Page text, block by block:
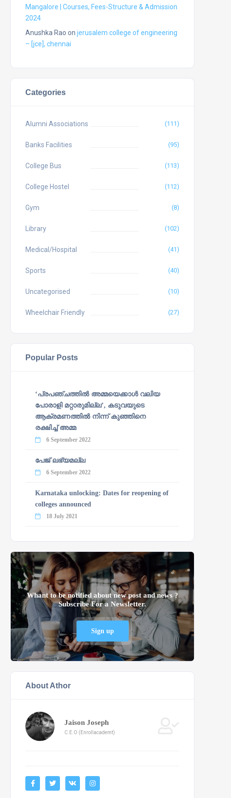
Mangalore | Courses, Fees-Structure & Admission
2024
Anushka Rao on jerusalem college of engineering
– [jce], chennai
Categories
Alumni Associations (111)
Banks Facilities (95)
College Bus (113)
College Hostel (112)
Gym (8)
Library (102)
Medical/Hospital (41)
Sports (40)
Uncategorised (10)
Wheelchair Friendly (27)
Popular Posts
‘പ്രപഞ്ചത്തില്‍ അമ്മയെക്കാള്‍ വലിയ
പോരാളി മറ്റാരുമില്ല’, കടുവയുടെ
ആക്രമണത്തില്‍ നിന്ന് കുഞ്ഞിനെ
രക്ഷിച്ച് അമ്മ
6 September 2022
പേജ് ലഭ്യമല്ല
6 September 2022
Karnataka unlocking: Dates for reopening of
colleges announced
18 July 2021
Whant to be notified about new post and news ?
Subscribe For a Newsletter.
Sign up
About Athor
Jaison Joseph
C.E.O (Enrollacademt)